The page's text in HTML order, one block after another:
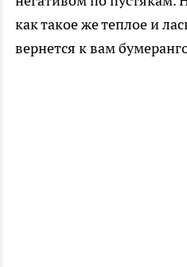
как такое же теплое и
вернется к вам